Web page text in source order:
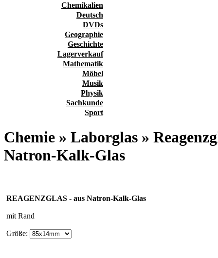
Chemikalien
Deutsch
DVDs
Geographie
Geschichte
Lagerverkauf
Mathematik
Möbel
Musik
Physik
Sachkunde
Sport
Chemie » Laborglas »
Natron-Kalk-Glas
REAGENZGLAS - aus Natron-Kalk-Glas
mit Rand
Größe: